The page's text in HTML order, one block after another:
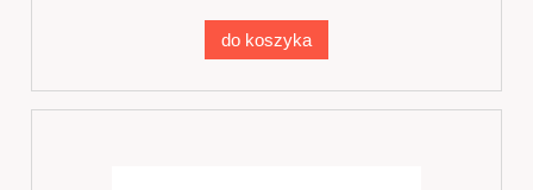
do koszyka